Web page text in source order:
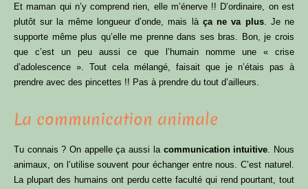
Et maman qui n’y comprend rien, elle m’énerve !! D’ordinaire, on est
plutôt sur la même longueur d’onde, mais là ça ne va plus. Je ne
supporte même plus qu’elle me prenne dans ses bras. Bon, je crois
que c’est un peu aussi ce que l’humain nomme une « crise
d’adolescence ». Tout cela mélangé, faisait que je n’étais pas à
prendre avec des pincettes !! Pas à prendre du tout d’ailleurs.
La communication animale
Tu connais ? On appelle ça aussi la communication intuitive. Nous
animaux, on l’utilise souvent pour échanger entre nous. C’est naturel.
La plupart des humains ont perdu cette faculté qui rend pourtant, tout